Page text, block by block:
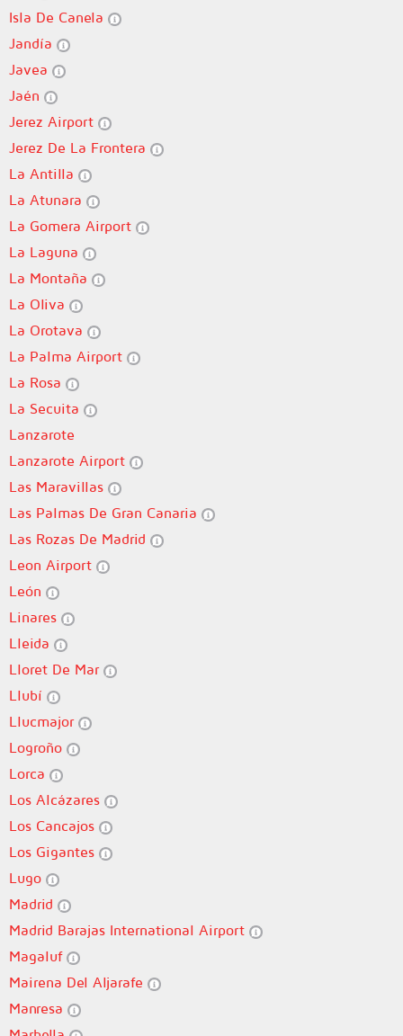
Isla De Canela
Jandía
Javea
Jaén
Jerez Airport
Jerez De La Frontera
La Antilla
La Atunara
La Gomera Airport
La Laguna
La Montaña
La Oliva
La Orotava
La Palma Airport
La Rosa
La Secuita
Lanzarote
Lanzarote Airport
Las Maravillas
Las Palmas De Gran Canaria
Las Rozas De Madrid
Leon Airport
León
Linares
Lleida
Lloret De Mar
Llubí
Llucmajor
Logroño
Lorca
Los Alcázares
Los Cancajos
Los Gigantes
Lugo
Madrid
Madrid Barajas International Airport
Magaluf
Mairena Del Aljarafe
Manresa